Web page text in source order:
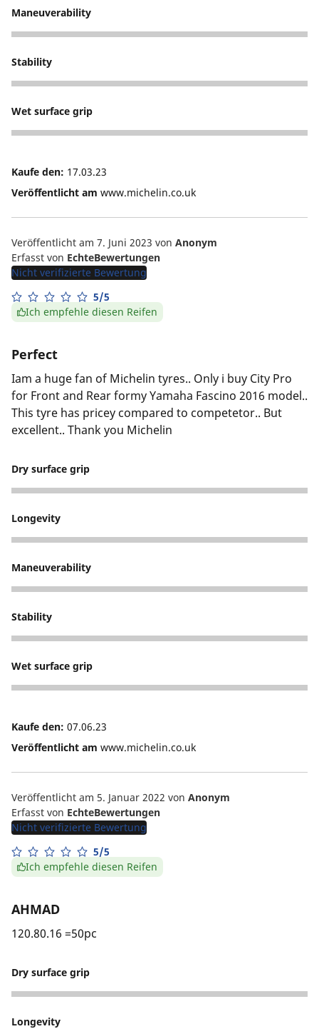
Maneuverability
5
Stability
5
Wet surface grip
5
Kaufe den: 17.03.23
Veröffentlicht am www.michelin.co.uk
Veröffentlicht am 7. Juni 2023 von Anonym
Erfasst von EchteBewertungen
Nicht verifizierte Bewertung
5/5
Ich empfehle diesen Reifen
Perfect
Iam a huge fan of Michelin tyres.. Only i buy City Pro
for Front and Rear formy Yamaha Fascino 2016 model..
This tyre has pricey compared to competetor.. But
excellent.. Thank you Michelin
Dry surface grip
5
Longevity
5
Maneuverability
5
Stability
5
Wet surface grip
5
Kaufe den: 07.06.23
Veröffentlicht am www.michelin.co.uk
Veröffentlicht am 5. Januar 2022 von Anonym
Erfasst von EchteBewertungen
Nicht verifizierte Bewertung
5/5
Ich empfehle diesen Reifen
AHMAD
120.80.16 =50pc
Dry surface grip
5
Longevity